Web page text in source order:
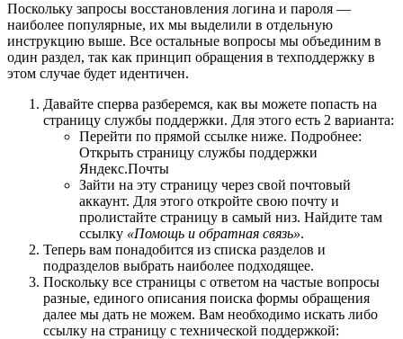
Поскольку запросы восстановления логина и пароля —
наиболее популярные, их мы выделили в отдельную
инструкцию выше. Все остальные вопросы мы объединим в
один раздел, так как принцип обращения в техподдержку в
этом случае будет идентичен.
Давайте сперва разберемся, как вы можете попасть на
страницу службы поддержки. Для этого есть 2 варианта:
Перейти по прямой ссылке ниже. Подробнее:
Открыть страницу службы поддержки
Яндекс.Почты
Зайти на эту страницу через свой почтовый
аккаунт. Для этого откройте свою почту и
пролистайте страницу в самый низ. Найдите там
ссылку «Помощь и обратная связь».
Теперь вам понадобится из списка разделов и
подразделов выбрать наиболее подходящее.
Поскольку все страницы с ответом на частые вопросы
разные, единого описания поиска формы обращения
далее мы дать не можем. Вам необходимо искать либо
ссылку на страницу с технической поддержкой: